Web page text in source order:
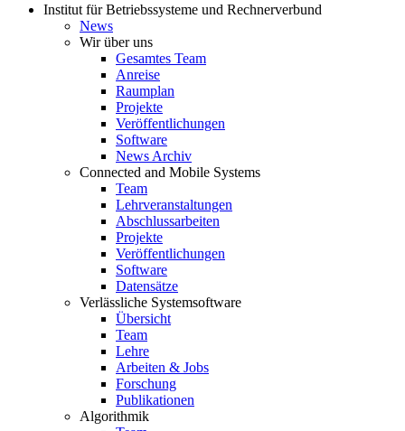
Institut für Betriebssysteme und Rechnerverbund
News
Wir über uns
Gesamtes Team
Anreise
Raumplan
Projekte
Veröffentlichungen
Software
News Archiv
Connected and Mobile Systems
Team
Lehrveranstaltungen
Abschlussarbeiten
Projekte
Veröffentlichungen
Software
Datensätze
Verlässliche Systemsoftware
Übersicht
Team
Lehre
Arbeiten & Jobs
Forschung
Publikationen
Algorithmik